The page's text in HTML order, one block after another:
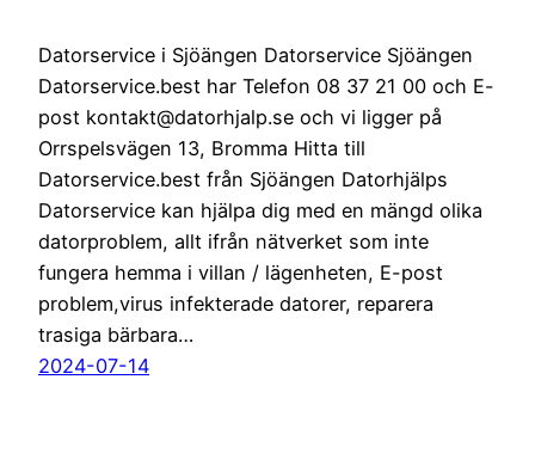
Datorservice i Sjöängen Datorservice Sjöängen
Datorservice.best har Telefon 08 37 21 00 och E-
post kontakt@datorhjalp.se och vi ligger på
Orrspelsvägen 13, Bromma Hitta till
Datorservice.best från Sjöängen Datorhjälps
Datorservice kan hjälpa dig med en mängd olika
datorproblem, allt ifrån nätverket som inte
fungera hemma i villan / lägenheten, E-post
problem,virus infekterade datorer, reparera
trasiga bärbara…
2024-07-14